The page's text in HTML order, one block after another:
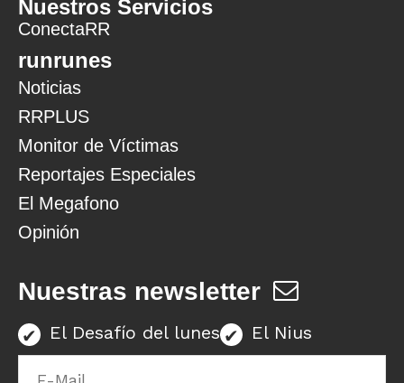
Nuestros Servicios
ConectaRR
runrunes
Noticias
RRPLUS
Monitor de Víctimas
Reportajes Especiales
El Megafono
Opinión
Nuestras newsletter
El Desafío del lunes El Nius